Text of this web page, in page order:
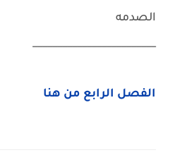
الصدمه
_________________________
الفصل الرابع من هنا